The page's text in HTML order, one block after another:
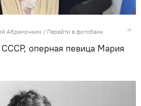
Абрамочкин / Перейти в фотобанк
СССР, оперная певица Мария